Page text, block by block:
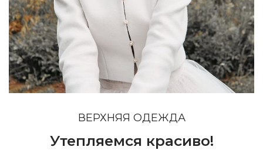
ВЕРХНЯЯ ОДЕЖДА
Утепляемся красиво!